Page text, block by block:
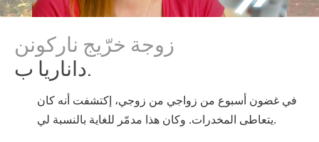
زوجة خرّيج ناركونن
داناريا ب.
في غضون أسبوع من زواجي من زوجي، إكتشفت أنه كان
يتعاطى المخدرات. وكان هذا مدمّر للغاية بالنسبة لي.